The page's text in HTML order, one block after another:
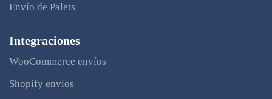
Envío de Palets
Integraciones
WooCommerce envíos
Shopify envíos